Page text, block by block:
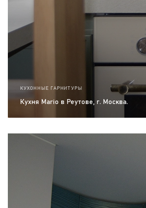
КУХОННЫЕ ГАРНИТУРЫ
Кухня Mario в Реутове, г. Москва.